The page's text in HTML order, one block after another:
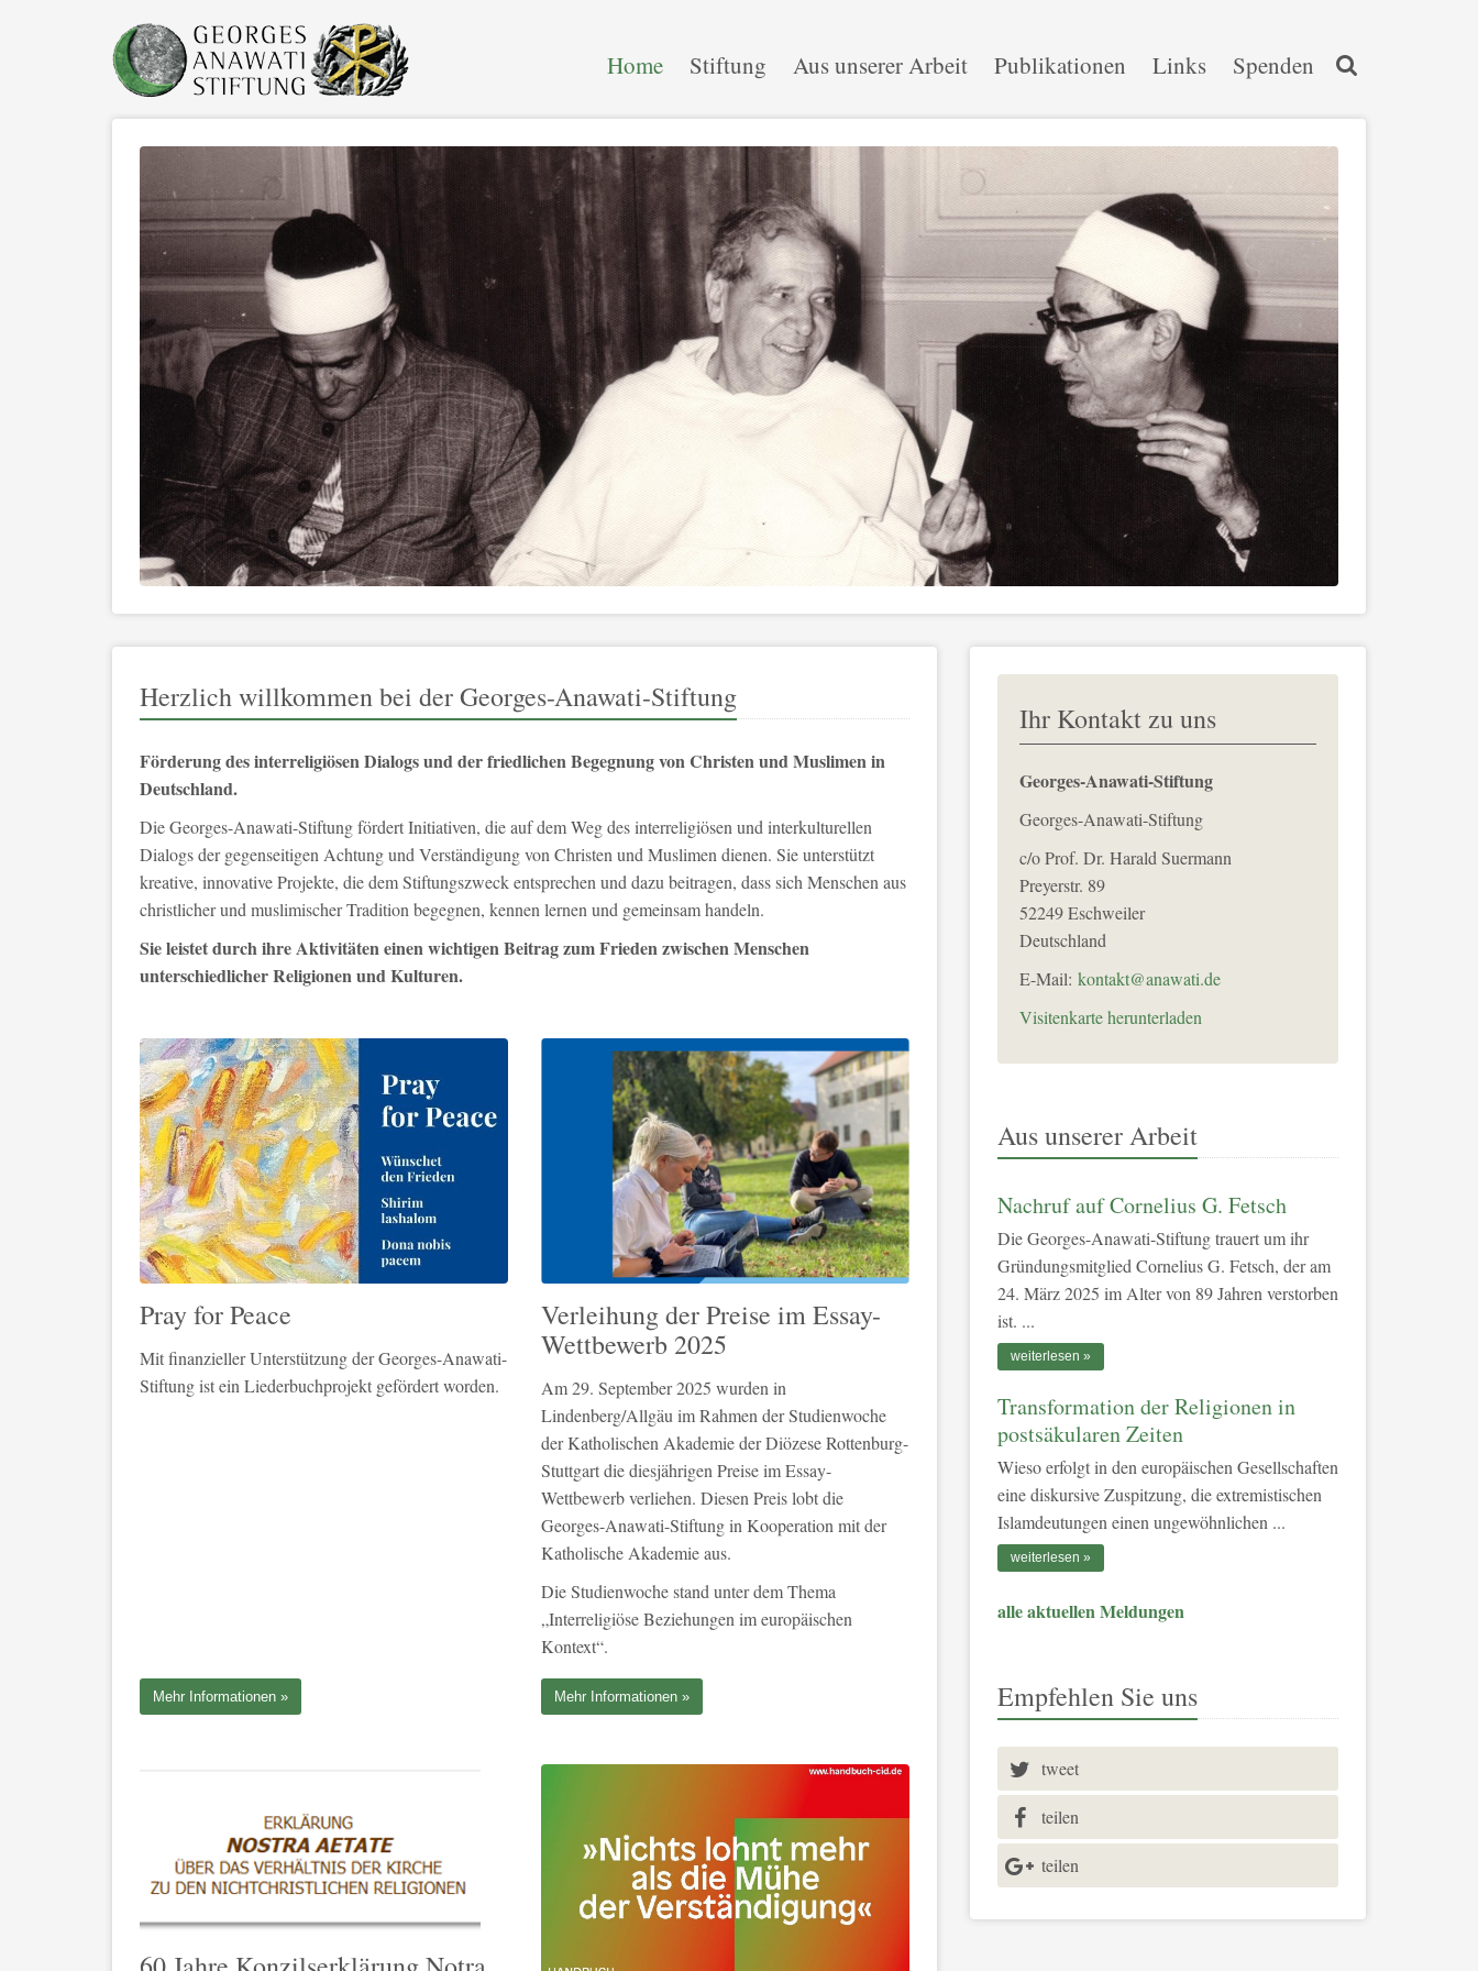
Home Stiftung Aus unserer Arbeit Publikationen Links Spenden
Herzlich willkommen bei der Georges-Anawati-Stiftung
Förderung des interreligiösen Dialogs und der friedlichen Begegnung von Christen und Muslimen in
Deutschland.
Die Georges-Anawati-Stiftung fördert Initiativen, die auf dem Weg des interreligiösen und interkulturellen
Dialogs der gegenseitigen Achtung und Verständigung von Christen und Muslimen dienen. Sie unterstützt
kreative, innovative Projekte, die dem Stiftungszweck entsprechen und dazu beitragen, dass sich Menschen aus
christlicher und muslimischer Tradition begegnen, kennen lernen und gemeinsam handeln.
Sie leistet durch ihre Aktivitäten einen wichtigen Beitrag zum Frieden zwischen Menschen
unterschiedlicher Religionen und Kulturen.
Pray for Peace
Mit finanzieller Unterstützung der Georges-Anawati-
Stiftung ist ein Liederbuchprojekt gefördert worden.
Mehr Informationen
Verleihung der Preise im Essay-
Wettbewerb 2025
Am 29. September 2025 wurden in
Lindenberg/Allgäu im Rahmen der Studienwoche
der Katholischen Akademie der Diözese Rottenburg-
Stuttgart die diesjährigen Preise im Essay-
Wettbewerb verliehen. Diesen Preis lobt die
Georges-Anawati-Stiftung in Kooperation mit der
Katholische Akademie aus.
Die Studienwoche stand unter dem Thema
„Interreligiöse Beziehungen im europäischen
Kontext“.
Mehr Informationen
Ihr Kontakt zu uns
Georges-Anawati-Stiftung
Georges-Anawati-Stiftung
c/o Prof. Dr. Harald Suermann
Preyerstr. 89
52249Eschweiler
Deutschland
E-Mail: kontakt@anawati.de
Visitenkarte herunterladen
Aus unserer Arbeit
Nachruf auf Cornelius G. Fetsch
Die Georges-Anawati-Stiftung trauert um ihr
Gründungsmitglied Cornelius G. Fetsch, der am
24. März 2025 im Alter von 89 Jahren verstorben
ist. ...
weiterlesen
Transformation der Religionen in
postsäkularen Zeiten
Wieso erfolgt in den europäischen Gesellschaften
eine diskursive Zuspitzung, die extremistischen
Islamdeutungen einen ungewöhnlichen ...
weiterlesen
alle aktuellen Meldungen
Empfehlen Sie uns
tweet
teilen
teilen